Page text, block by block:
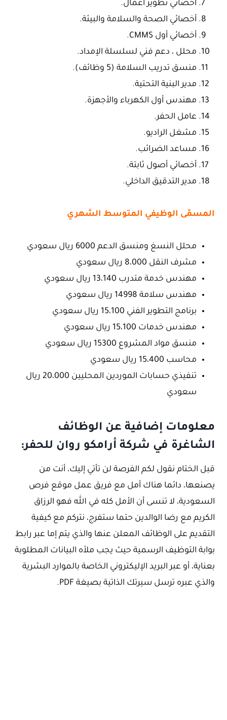
أخصائي تطوير أعمال.
أخصائي الصحة والسلامة والبيئة.
أخصائي أول CMMS.
محلل ، دعم فني لسلسلة الإمداد.
منسق تدريب السلامة (5 وظائف).
مدير البنية التحتية.
مهندس أول الكهرباء والأجهزة.
عامل الحفر.
مشغل الراديو.
مساعد الضرائب.
أخصائي أصول ثابتة.
مدير التدقيق الداخلي.
المسمّى الوظيفي المتوسط الشهري
محلل النسغ ومنسق الدعم 6000 ريال سعودي
مشرف النقل 8،000 ريال سعودي
مهندس خدمة متدرب 13،140 ريال سعودي
مهندس سلامة 14998 ريال سعودي
برنامج التطوير الفني 15،100 ريال سعودي
مهندس خدمات 15،100 ريال سعودي
منسق مواد المشروع 15300 ريال سعودي
محاسب 15،400 ريال سعودي
تنفيذي حسابات الموردين المحليين 20،000 ريال
سعودي
معلومات إضافية عن الوظائف
الشاغرة في شركة أرامكو روان للحفر:
قبل الختام نقول لكم الفرصة لن تأتي إليك، أنت من
يصنعها، دائما هناك أمل مع فريق عمل موقع فرص
السعودية، لا تنسى أن الأمل كله في الله فهو الرزاق
الكريم مع رضا الوالدين حتما ستفرج، نتركم مع كيفية
التقديم على الوظائف المعلن عنها والذي يتم إما عبر رابط
بوابة التوظيف الرسمية حيث يجب ملأه البيانات المطلوبة
بعناية، أو عبر البريد الإليكتروني الخاصة بالموارد البشرية
والذي عبره ترسل سيرتك الذاتية بصيغة PDF.